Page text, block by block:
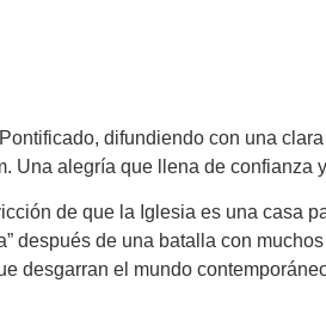
difundiendo con una
Una alegría que llena de confianza
de que la Iglesia es una casa
después de una batalla con
desgarran el mundo